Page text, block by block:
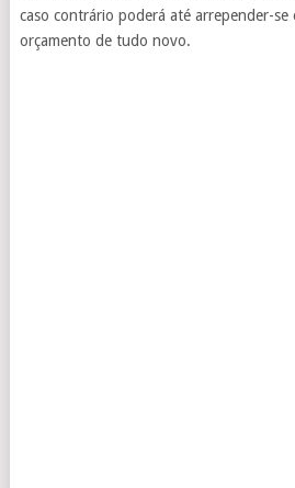
caso contrário poderá até arrepender-se
orçamento de tudo novo.